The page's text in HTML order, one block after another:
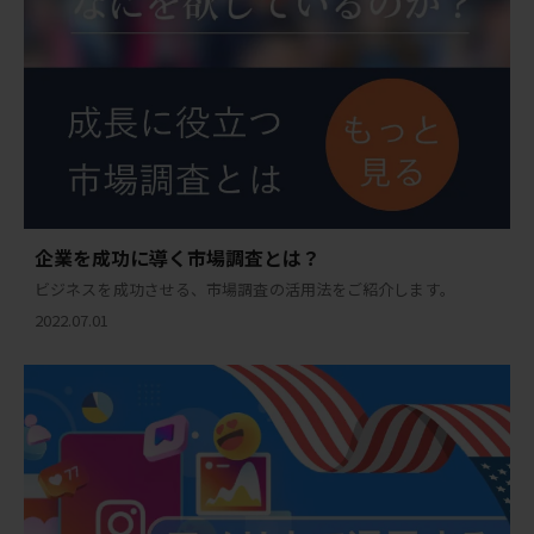
企業を成功に導く市場調査とは？
ビジネスを成功させる、市場調査の活用法をご紹介します。
2022.07.01